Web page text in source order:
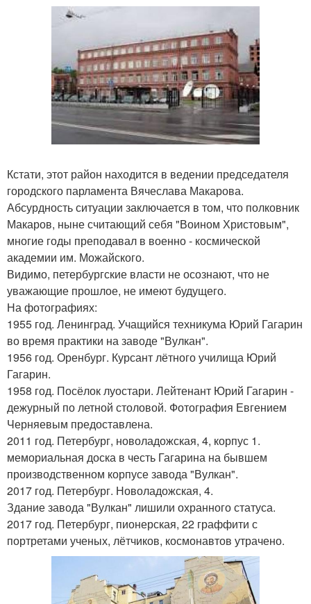
Кстати, этот район находится в ведении председателя
городского парламента Вячеслава Макарова.
Абсурдность ситуации заключается в том, что полковник
Макаров, ныне считающий себя "Воином Христовым",
многие годы преподавал в военно - космической
академии им. Можайского.
Видимо, петербургские власти не осознают, что не
уважающие прошлое, не имеют будущего.
На фотографиях:
1955 год. Ленинград. Учащийся техникума Юрий Гагарин
во время практики на заводе "Вулкан".
1956 год. Оренбург. Курсант лётного училища Юрий
Гагарин.
1958 год. Посёлок луостари. Лейтенант Юрий Гагарин -
дежурный по летной столовой. Фотография Евгением
Черняевым предоставлена.
2011 год. Петербург, новоладожская, 4, корпус 1.
мемориальная доска в честь Гагарина на бывшем
производственном корпусе завода "Вулкан".
2017 год. Петербург. Новоладожская, 4.
Здание завода "Вулкан" лишили охранного статуса.
2017 год. Петербург, пионерская, 22 граффити с
портретами ученых, лётчиков, космонавтов утрачено.